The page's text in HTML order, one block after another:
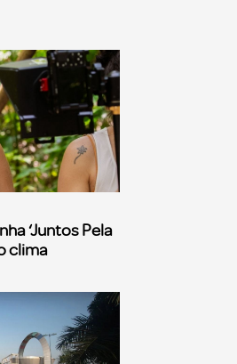
‘Juntos Pela
clima